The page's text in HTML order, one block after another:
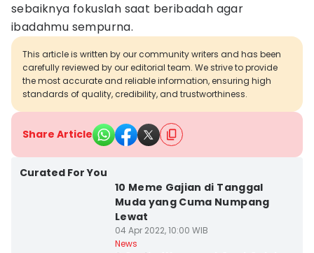
sebaiknya fokuslah saat beribadah agar
ibadahmu sempurna.
This article is written by our community writers and has been
carefully reviewed by our editorial team. We strive to provide
the most accurate and reliable information, ensuring high
standards of quality, credibility, and trustworthiness.
Share Article
Curated For You
10 Meme Gajian di Tanggal
Muda yang Cuma Numpang
Lewat
04 Apr 2022, 10:00 WIB
News